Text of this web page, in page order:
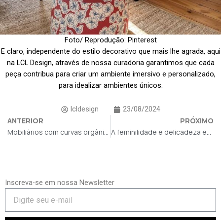
Foto/ Reprodução: Pinterest
E claro, independente do estilo decorativo que mais lhe agrada, aqui
na LCL Design, através de nossa curadoria garantimos que cada
peça contribua para criar um ambiente imersivo e personalizado,
para idealizar ambientes únicos.
lcldesign 23/08/2024
ANTERIOR
Mobiliários com curvas orgânicas e ousadas
PRÓXIMO
A feminilidade e delicadeza em mobiliários de alto padrão
Inscreva-se em nossa Newsletter